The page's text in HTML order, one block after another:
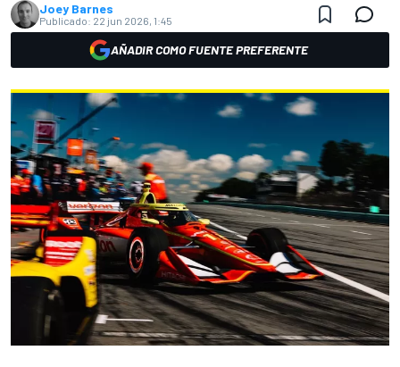
Joey Barnes
Publicado: 22 jun 2026, 1:45
AÑADIR COMO FUENTE PREFERENTE